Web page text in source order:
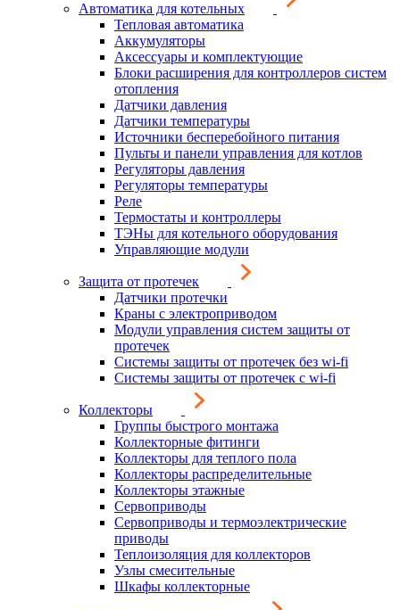
Автоматика для котельных
Тепловая автоматика
Аккумуляторы
Аксессуары и комплектующие
Блоки расширения для контроллеров систем
отопления
Датчики давления
Датчики температуры
Источники бесперебойного питания
Пульты и панели управления для котлов
Регуляторы давления
Регуляторы температуры
Реле
Термостаты и контроллеры
ТЭНы для котельного оборудования
Управляющие модули
Защита от протечек
Датчики протечки
Краны с электроприводом
Модули управления систем защиты от
протечек
Системы защиты от протечек без wi-fi
Системы защиты от протечек с wi-fi
Коллекторы
Группы быстрого монтажа
Коллекторные фитинги
Коллекторы для теплого пола
Коллекторы распределительные
Коллекторы этажные
Сервоприводы
Сервоприводы и термоэлектрические
приводы
Теплоизоляция для коллекторов
Узлы смесительные
Шкафы коллекторные